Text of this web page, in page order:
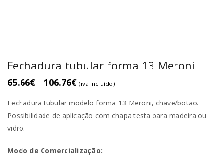
Fechadura tubular forma 13 Meroni
65.66€ – 106.76€ (iva incluído)
Fechadura tubular modelo forma 13 Meroni, chave/botão.
Possibilidade de aplicação com chapa testa para madeira ou
vidro.
Modo de Comercialização: